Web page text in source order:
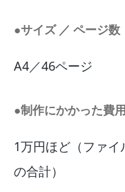
●サイズ ／ ページ数
A4／46ページ
●制作にかかった費用
1万円ほど（ファ
の合計）